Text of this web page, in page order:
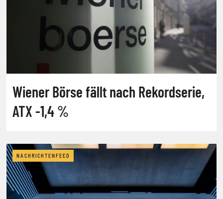
Wiener Börse fällt nach Rekordserie,
ATX -1,4 %
NACHRICHTENFEED